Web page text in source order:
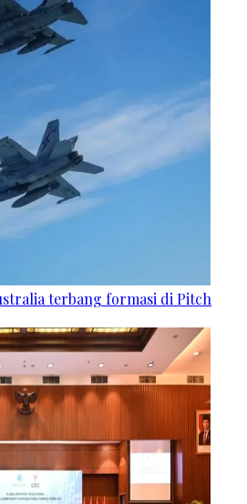
terbang formasi di Pitch